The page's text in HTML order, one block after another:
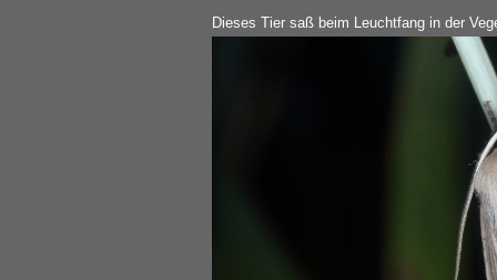
Dieses Tier saß beim Leuchtfang in der